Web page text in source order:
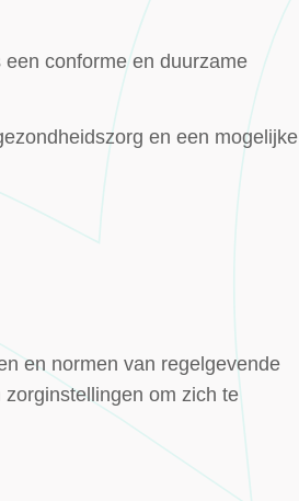
conforme en duurzame
en een mogelijke
en normen van regelgevende
om zich te